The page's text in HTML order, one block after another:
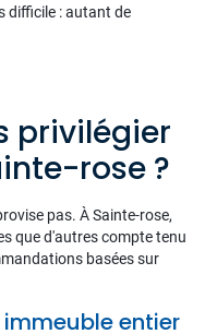
difficile : autant de
privilégier
rose ?
pas. À Sainte-rose,
que d'autres compte tenu
basées sur
entier